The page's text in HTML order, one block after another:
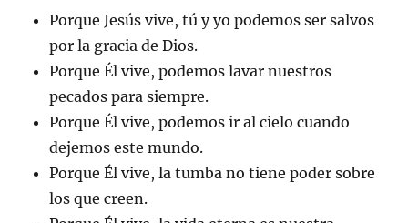
Porque Jesús vive, tú y yo podemos ser salvos
por la gracia de Dios.
Porque Él vive, podemos lavar nuestros
pecados para siempre.
Porque Él vive, podemos ir al cielo cuando
dejemos este mundo.
Porque Él vive, la tumba no tiene poder sobre
los que creen.